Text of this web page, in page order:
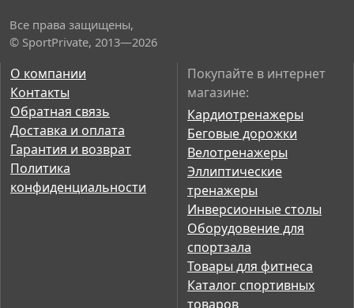
Все права защищены,
© SportPrivate, 2013—2026
О компании
Контакты
Обратная связь
Доставка и оплата
Гарантия и возврат
Политика
конфиденциальности
Покупайте в интернет
магазине:
Кардиотренажеры
Беговые дорожки
Велотренажеры
Эллиптические
тренажеры
Инверсионные столы
Оборудовение для
спортзала
Товары для фитнеса
Каталог спортивных
товаров